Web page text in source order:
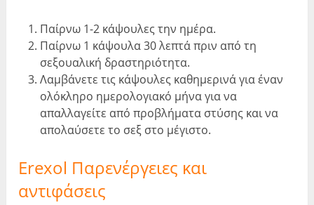
Παίρνω 1-2 κάψουλες την ημέρα.
Παίρνω 1 κάψουλα 30 λεπτά πριν από τη
σεξουαλική δραστηριότητα.
Λαμβάνετε τις κάψουλες καθημερινά για έναν
ολόκληρο ημερολογιακό μήνα για να
απαλλαγείτε από προβλήματα στύσης και να
απολαύσετε το σεξ στο μέγιστο.
Erexol Παρενέργειες και
αντιφάσεις